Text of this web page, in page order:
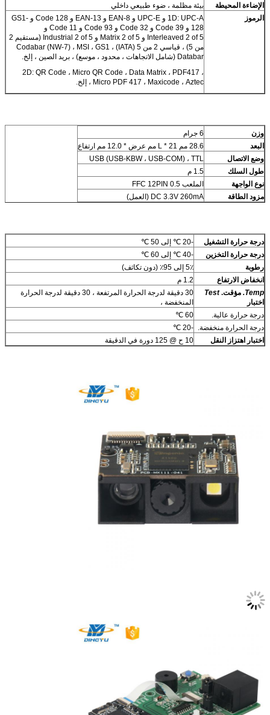
الإضاءة المحيطة
بيئة مظلمة ، ضوء طبيعي داخلي
الرموز
1D: UPC-A و UPC-E و EAN-8 و EAN-13 و Code 128 و GS1-
128 و Code 39 و Code 32 و Code 93 و Code 11 و
Interleaved 2 of 5 و Matrix 2 of 5 و Industrial 2 of 5 (مستقيم 2
من 5) ، قياسي 2 من 5 (IATA) ، Codabar (NW-7) ، MSI ، GS1
Databar (شامل الاتجاهات ، محدود ، موسع) ، بريد الصين ، إلخ.
2D: QR Code ، Micro QR Code ، Data Matrix ، PDF417 ،
Micro PDF 417 ، Maxicode ، Aztec ، إلخ.
وزن
6 جرام
البعد
28.6 مم L * 21 مم عرض * 12.0 مم ارتفاع
وضع الاتصال
USB (USB-KBW ، USB-COM) ، TTL
طول السلك
1.5 م
نوع الواجهة
الملعب FFC 12PIN 0.5
مزود الطاقة
DC 3.3V 260mA (العمل)
درجة حرارة التشغيل
-20 ℃ إلى 50 ℃
درجة حرارة التخزين
-40 ℃ إلى 60 ℃
رطوبة
5٪ إلى 95٪ (دون تكاثف)
انخفاض الارتفاع
1.2 م
Temp. مؤقت. Test
اختبار
30 دقيقة لدرجة الحرارة المرتفعة ، 30 دقيقة لدرجة الحرارة
المنخفضة ،
درجة حرارة عالية.
60 ℃
درجة الحرارة منخفضة. -20 ℃
اختبار اهتزاز النقل
10 ح @ 125 دورة في الدقيقة